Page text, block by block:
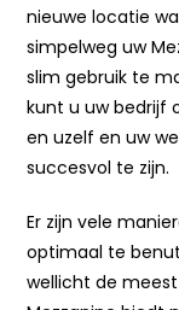
nieuwe locatie
simpelweg uw
slim gebruik te
kunt u uw bedrijf
en uzelf en uw
succesvol te zijn.
Er zijn vele
optimaal te
wellicht de